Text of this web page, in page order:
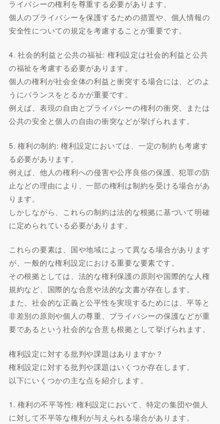
ライバシーの権利を尊重する必要があります。
個人のプライバシーを保護するための措置や、個人情報の
安全性についての規定を考慮することが重要です。
4. 社会的利益と公共の福祉: 権利設定は社会的利益と公共
の福祉を考慮する必要があります。
個人の権利が社会全体の利益と衝突する場合には、どのよ
うにバランスをとるかが重要です。
例えば、表現の自由とプライバシーの権利の衝突、または
公共の安全と個人の自由の衝突などが挙げられます。
5. 権利の制約: 権利設定においては、一定の制約も考慮す
る必要があります。
例えば、他人の権利への侵害や公序良俗の保護、犯罪の防
止などの理由により、一部の権利は制約を受ける場合があ
ります。
しかしながら、これらの制約は法的な根拠に基づいて明確
に定められている必要があります。
これらの要素は、国や地域によって異なる場合があります
が、一般的な権利設定における重要な要素です。
その根拠としては、法的な権利保護の原則や国際的な人権
規約など、国際的な合意や法的な文書が存在します。
また、社会的な正義と公平性を実現するためには、平等と
非差別の原則や個人の尊重、プライバシーの保護などが重
要であるという社会的な合意も根拠として挙げられます。
権利設定に対する批判や課題はありますか？
権利設定に対する批判や課題はいくつか存在します。
以下にいくつかの主な点を紹介します。
1. 権利の不平等性: 権利設定において、特定の集団や個人
に対して不平等な権利が与えられる場合があります。